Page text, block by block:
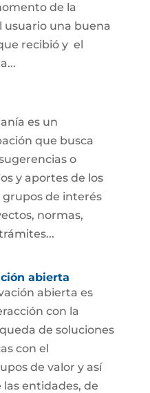
de la
usuario una buena
recibió y el
es un
que busca
o
y aportes de los
grupos de interés
normas,
abierta
abierta es
con la
de soluciones
con el
de valor y así
las entidades, de